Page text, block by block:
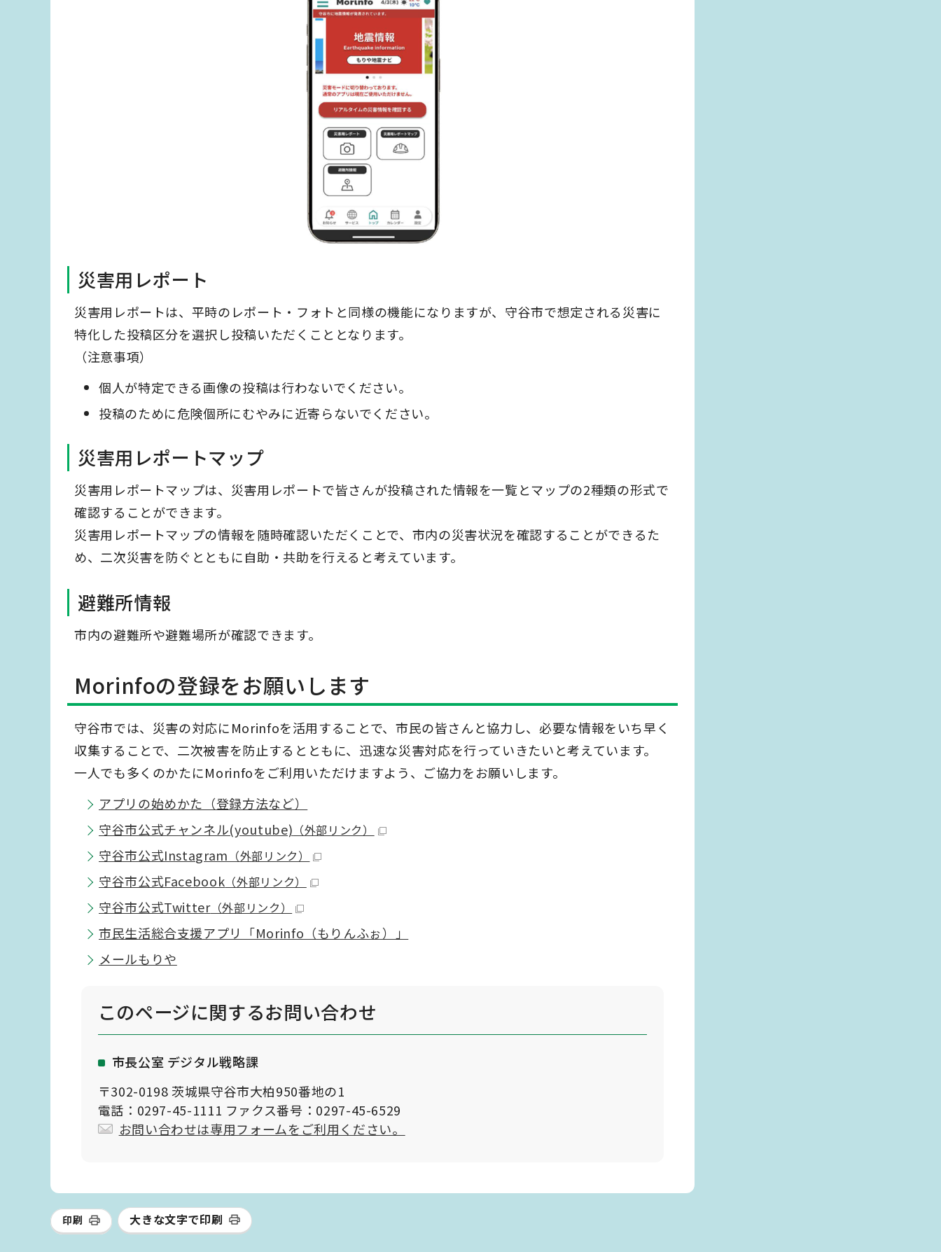
災害用レポート
災害用レポートは、平時のレポート・フォトと同様の機能になりますが、守谷市で想定される災害に
特化した投稿区分を選択し投稿いただくこととなります。
（注意事項）
個人が特定できる画像の投稿は行わないでください。
投稿のために危険個所にむやみに近寄らないでください。
災害用レポートマップ
災害用レポートマップは、災害用レポートで皆さんが投稿された情報を一覧とマップの2種類の形式で
確認することができます。
災害用レポートマップの情報を随時確認いただくことで、市内の災害状況を確認することができるた
め、二次災害を防ぐとともに自助・共助を行えると考えています。
避難所情報
市内の避難所や避難場所が確認できます。
Morinfoの登録をお願いします
守谷市では、災害の対応にMorinfoを活用することで、市民の皆さんと協力し、必要な情報をいち早く
収集することで、二次被害を防止するとともに、迅速な災害対応を行っていきたいと考えています。
一人でも多くのかたにMorinfoをご利用いただけますよう、ご協力をお願いします。
アプリの始めかた（登録方法など）
守谷市公式チャンネル(youtube) （外部リンク）
守谷市公式Instagram （外部リンク）
守谷市公式Facebook （外部リンク）
守谷市公式Twitter（外部リンク）
市民生活総合支援アプリ「Morinfo（もりんふぉ）」
メールもりや
このページに関するお問い合わせ
市長公室 デジタル戦略課
〒302-0198 茨城県守谷市大柏950番地の1
電話：0297-45-1111 ファクス番号：0297-45-6529
お問い合わせは専用フォームをご利用ください。
印刷 大きな文字で印刷